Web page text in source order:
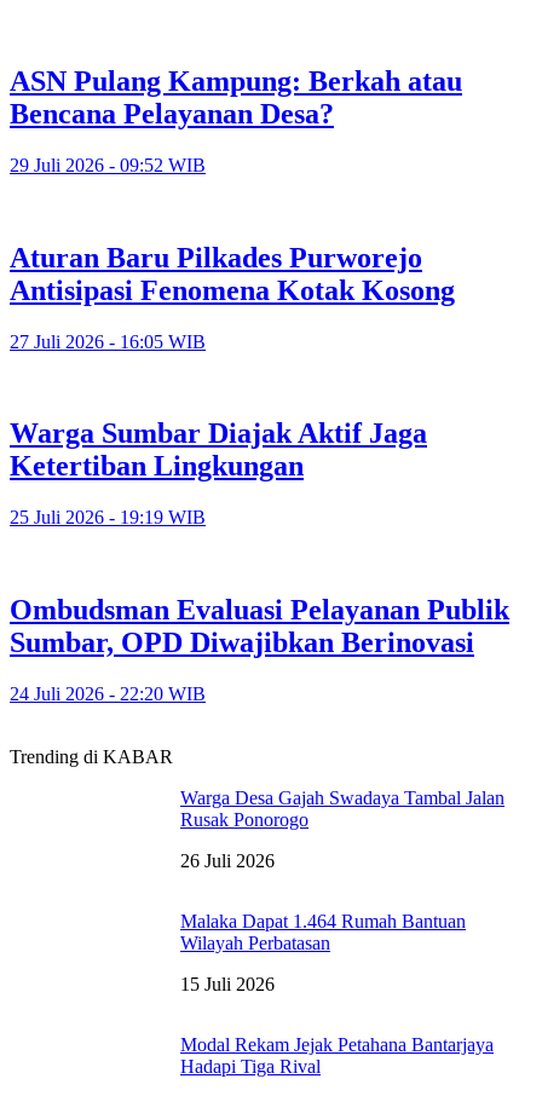
ASN Pulang Kampung: Berkah atau
Bencana Pelayanan Desa?
29 Juli 2026 - 09:52 WIB
Aturan Baru Pilkades Purworejo
Antisipasi Fenomena Kotak Kosong
27 Juli 2026 - 16:05 WIB
Warga Sumbar Diajak Aktif Jaga
Ketertiban Lingkungan
25 Juli 2026 - 19:19 WIB
Ombudsman Evaluasi Pelayanan Publik
Sumbar, OPD Diwajibkan Berinovasi
24 Juli 2026 - 22:20 WIB
Trending di KABAR
Warga Desa Gajah Swadaya Tambal Jalan
Rusak Ponorogo
26 Juli 2026
Malaka Dapat 1.464 Rumah Bantuan
Wilayah Perbatasan
15 Juli 2026
Modal Rekam Jejak Petahana Bantarjaya
Hadapi Tiga Rival